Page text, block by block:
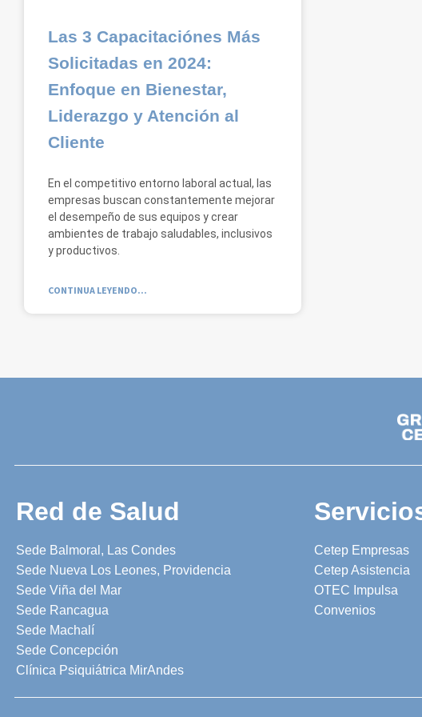
Las 3 Capacitaciónes Más
Solicitadas en 2024:
Enfoque en Bienestar,
Liderazgo y Atención al
Cliente
En el competitivo entorno laboral actual, las
empresas buscan constantemente mejorar
el desempeño de sus equipos y crear
ambientes de trabajo saludables, inclusivos
y productivos.
CONTINUA LEYENDO...
Red de Salud
Sede Balmoral, Las Condes
Sede Nueva Los Leones, Providencia
Sede Viña del Mar
Sede Rancagua
Sede Machalí
Sede Concepción
Clínica Psiquiátrica MirAndes
Cetep Empresas
Cetep Asistencia
OTEC Impulsa
Convenios